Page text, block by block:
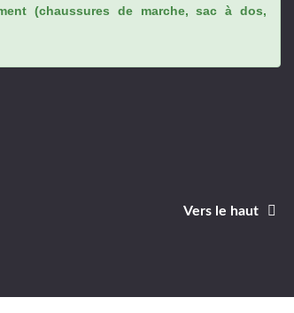
(chaussures de marche, sac à dos,
Vers le haut